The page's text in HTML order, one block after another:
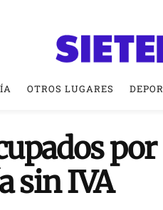
OTROS LUGARES
por
sin IVA